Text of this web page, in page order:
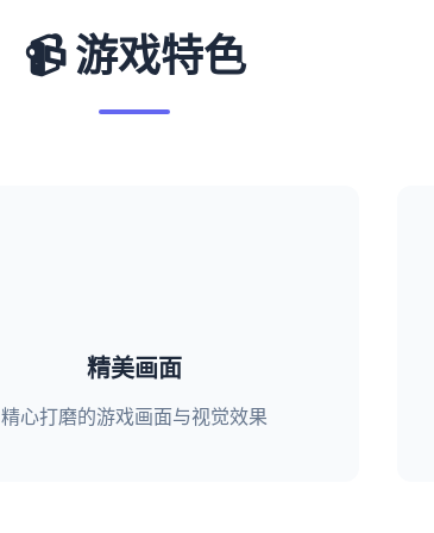
📹 游戏特色
精美画面
精心打磨的游戏画面与视觉效果